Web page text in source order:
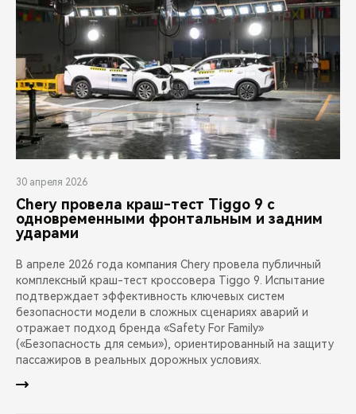
30 апреля 2026
Chery провела краш-тест Tiggo 9 с
одновременными фронтальным и задним
ударами
В апреле 2026 года компания Chery провела публичный
комплексный краш-тест кроссовера Tiggo 9. Испытание
подтверждает эффективность ключевых систем
безопасности модели в сложных сценариях аварий и
отражает подход бренда «Safety For Family»
(«Безопасность для семьи»), ориентированный на защиту
пассажиров в реальных дорожных условиях.